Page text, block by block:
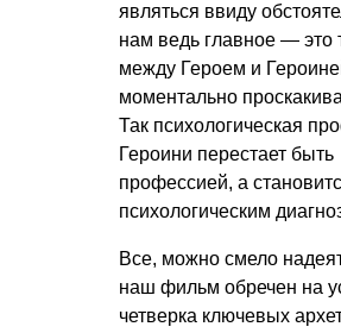
являться ввиду
нам ведь главное — это
между Героем и
моментально
Так психологическая
Героини перестает быть
профессией, а
психологическим
Все, можно смело
наш фильм обречен на
четверка ключевых